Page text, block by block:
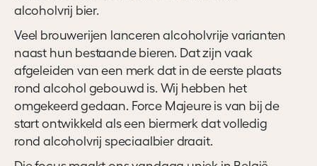
alcoholvrij bier.
Veel brouwerijen lanceren alcoholvrije varianten
naast hun bestaande bieren. Dat zijn vaak
afgeleiden van een merk dat in de eerste plaats
rond alcohol gebouwd is. Wij hebben het
omgekeerd gedaan. Force Majeure is van bij de
start ontwikkeld als een biermerk dat volledig
rond alcoholvrij speciaalbier draait.